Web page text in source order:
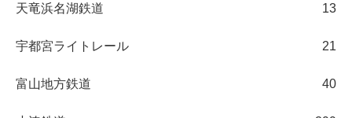
天竜浜名湖鉄道 13
宇都宮ライトレール 21
富山地方鉄道 40